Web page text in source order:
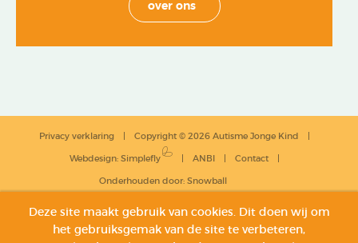
over ons
Copyright © 2026 Autisme Jonge Kind
Privacy verklaring
Contact
ANBI
Webdesign: Simplefly
Onderhouden door: Snowball
Deze site maakt gebruik van cookies. Dit doen wij om
het gebruiksgemak van de site te verbeteren,